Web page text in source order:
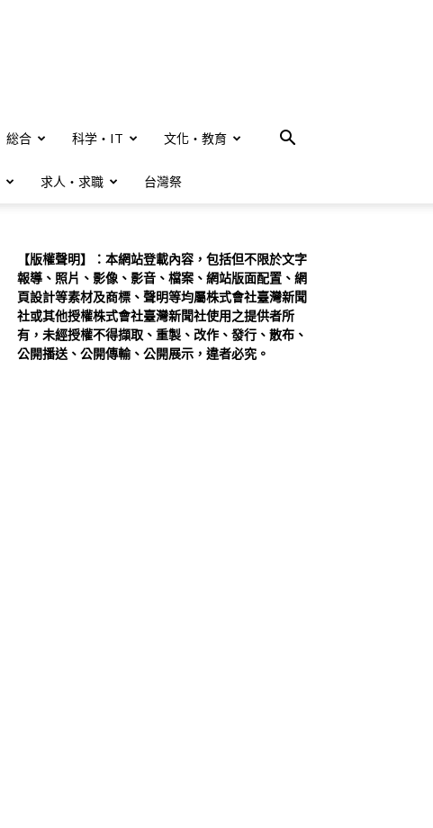
総合 科学・IT 文化・教育
求人・求職 台灣祭
【版權聲明】：本網站登載內容，包括但不限於文字
報導、照片、影像、影音、檔案、網站版面配置、網
頁設計等素材及商標、聲明等均屬株式會社臺灣新聞
社或其他授權株式會社臺灣新聞社使用之提供者所
有，未經授權不得擷取、重製、改作、發行、散布、
公開播送、公開傳輸、公開展示，違者必究。